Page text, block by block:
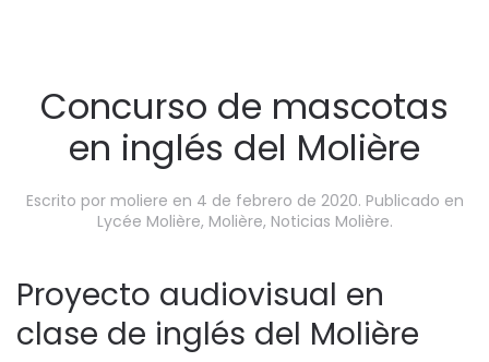
Concurso de mascotas
en inglés del Molière
Escrito por moliere en 4 de febrero de 2020. Publicado en
Lycée Molière, Molière, Noticias Molière.
Proyecto audiovisual en
clase de inglés del Molière